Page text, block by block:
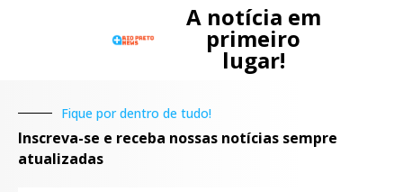
A notícia em
primeiro
lugar!
Fique por dentro de tudo!
Inscreva-se e receba nossas notícias sempre
atualizadas